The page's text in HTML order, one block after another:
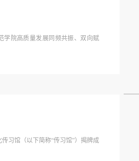
学院高质量发展同频共振、双向赋
习馆（以下简称“传习馆”）揭牌成